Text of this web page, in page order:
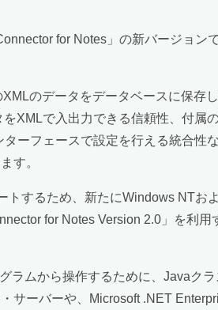
for Notes」の新バージョン
のデータをデータベースに保存
XMLで入出力できる信頼性、付属
ーフェースで設定を行える統合性
す。
するため、新たにWindows NTお
for Notes Version 2.0」を利用
ムから操作するために、Javaク
ーバーや、Microsoft .NET